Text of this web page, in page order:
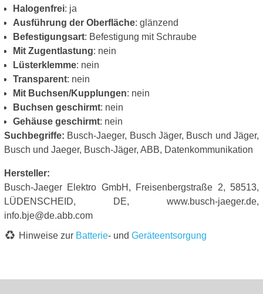
Halogenfrei: ja
Ausführung der Oberfläche: glänzend
Befestigungsart: Befestigung mit Schraube
Mit Zugentlastung: nein
Lüsterklemme: nein
Transparent: nein
Mit Buchsen/Kupplungen: nein
Buchsen geschirmt: nein
Gehäuse geschirmt: nein
Suchbegriffe: Busch-Jaeger, Busch Jäger, Busch und Jäger,
Busch und Jaeger, Busch-Jäger, ABB, Datenkommunikation
Hersteller:
Busch-Jaeger Elektro GmbH, Freisenbergstraße 2, 58513,
LÜDENSCHEID, DE, www.busch-jaeger.de,
info.bje@de.abb.com
Hinweise zur Batterie- und Geräteentsorgung